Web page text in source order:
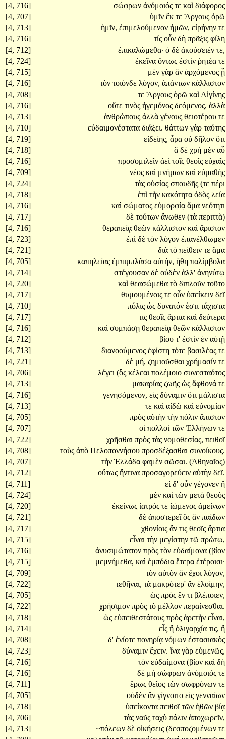
[4, 716]
σώφρων ἀνόμοιός τε καὶ διάφορος
[4, 707]
ὑμῖν ἔκ τε Ἄργους ὁρῶ
[4, 713]
ἡμῖν, ἐπιμελούμενον ἡμῶν, εἰρήνην τε
[4, 716]
τίς οὖν δὴ πρᾶξις φίλη
[4, 712]
ἐπικαλώμεθα· ὁ δὲ ἀκούσειέν τε,
[4, 724]
ἐκεῖνα ὄντως ἐστὶν ῥητέα τε
[4, 715]
μὲν γὰρ ἂν ἀρχόμενος ᾖ
[4, 716]
τὸν τοιόνδε λόγον, ἁπάντων κάλλιστον
[4, 708]
τε Ἄργους ὁρῶ καὶ Αἰγίνης
[4, 716]
οὔτε τινὸς ἡγεμόνος δεόμενος, ἀλλὰ
[4, 713]
ἀνθρώπους ἀλλὰ γένους θειοτέρου τε
[4, 710]
εὐδαιμονέστατα διάξει. θάττων γὰρ ταύτης
[4, 719]
εἰδείης, ἆρα οὐ δῆλον ὅτι
[4, 718]
ἃ δὲ χρὴ μὲν αὖ
[4, 716]
προσομιλεῖν ἀεὶ τοῖς θεοῖς εὐχαῖς
[4, 709]
νέος καὶ μνήμων καὶ εὐμαθὴς
[4, 724]
τὰς οὐσίας σπουδῆς (τε πέρι
[4, 718]
ἐπὶ τὴν κακότητα ὁδὸς λεία
[4, 716]
καὶ σώματος εὐμορφίᾳ ἅμα νεότητι
[4, 717]
δὲ τούτων ἄνωθεν (τὰ περιττὰ)
[4, 716]
θεραπείᾳ θεῶν κάλλιστον καὶ ἄριστον
[4, 723]
ἐπὶ δὲ τὸν λόγον ἐπανέλθωμεν
[4, 721]
διὰ τὸ πείθειν τε ἅμα
[4, 705]
καπηλείας ἐμπιμπλᾶσα αὐτήν, ἤθη παλίμβολα
[4, 714]
στέγουσαν δὲ οὐδὲν ἀλλ' ἀνηνύτῳ
[4, 720]
καὶ θεασώμεθα τὸ διπλοῦν τοῦτο
[4, 717]
θυμουμένοις τε οὖν ὑπείκειν δεῖ
[4, 710]
πόλις ὡς δυνατόν ἐστι τάχιστα
[4, 717]
τις θεοῖς ἄρτια καὶ δεύτερα
[4, 716]
καὶ συμπάσῃ θεραπείᾳ θεῶν κάλλιστον
[4, 712]
βίου τ' ἐστὶν ἐν αὐτῇ
[4, 713]
διανοούμενος ἐφίστη τότε βασιλέας τε
[4, 721]
δὲ μή, ζημιοῦσθαι χρήμασίν τε
[4, 706]
λέγει (ὃς κέλεαι πολέμοιο συνεσταότος
[4, 713]
μακαρίας ζωῆς ὡς ἄφθονά τε
[4, 716]
γενησόμενον, εἰς δύναμιν ὅτι μάλιστα
[4, 713]
τε καὶ αἰδῶ καὶ εὐνομίαν
[4, 705]
πρὸς αὑτὴν τὴν πόλιν ἄπιστον
[4, 707]
οἱ πολλοὶ τῶν Ἑλλήνων τε
[4, 722]
χρῆσθαι πρὸς τὰς νομοθεσίας, πειθοῖ
[4, 708]
τοὺς ἀπὸ Πελοποννήσου προσδέξασθαι συνοίκους.
[4, 707]
τὴν Ἑλλάδα φαμὲν σῶσαι. (Ἀθηναῖος)
[4, 712]
οὕτως ἥντινα προσαγορεύειν αὐτὴν δεῖ.
[4, 711]
εἰ δ' οὖν γέγονεν ἢ
[4, 724]
μὲν καὶ τῶν μετὰ θεοὺς
[4, 720]
ἐκείνως ἰατρός τε ἰώμενος ἀμείνων
[4, 721]
δὲ ἀποστερεῖὃς ἂν παίδων
[4, 717]
χθονίοις ἄν τις θεοῖς ἄρτια
[4, 715]
εἶναι τὴν μεγίστην τῷ πρώτῳ,
[4, 716]
ἀνυσιμώτατον πρὸς τὸν εὐδαίμονα (βίον
[4, 715]
μεμνήμεθα, καὶ ἐμπόδια ἕτερα ἑτέροισι·
[4, 709]
τὸν αὐτὸν ἂν ἔχοι λόγον,
[4, 722]
τεθῆναι, τὰ μακρότερ' ἂν ἑλοίμην,
[4, 705]
ὡς πρὸς ἕν τι βλέποιεν,
[4, 722]
χρήσιμον πρὸς τὸ μέλλον περαίνεσθαι.
[4, 718]
ὡς εὐπειθεστάτους πρὸς ἀρετὴν εἶναι,
[4, 714]
εἷς ἢ ὀλιγαρχία τις, ἢ
[4, 708]
δ' ἐνίοτε πονηρίᾳ νόμων ἐστασιακὸς
[4, 723]
δύναμιν ἔχειν. ἵνα γὰρ εὐμενῶς,
[4, 716]
τὸν εὐδαίμονα (βίον καὶ δὴ
[4, 716]
δὲ μὴ σώφρων ἀνόμοιός τε
[4, 711]
ἔρως θεῖος τῶν σωφρόνων τε
[4, 705]
οὐδὲν ἂν γίγνοιτο εἰς γενναίων
[4, 718]
ὑπείκοντα πειθοῖτῶν ἠθῶν βίᾳ
[4, 706]
τὰς ναῦς ταχὺ πάλιν ἀποχωρεῖν,
[4, 713]
~πόλεων δὲ οἰκήσεις (δεσποζομένων τε